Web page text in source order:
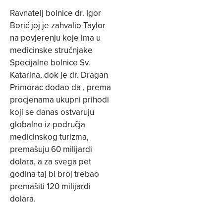
Ravnatelj bolnice dr. Igor
Borić joj je zahvalio Taylor
na povjerenju koje ima u
medicinske stručnjake
Specijalne bolnice Sv.
Katarina, dok je dr. Dragan
Primorac dodao da , prema
procjenama ukupni prihodi
koji se danas ostvaruju
globalno iz područja
medicinskog turizma,
premašuju 60 milijardi
dolara, a za svega pet
godina taj bi broj trebao
premašiti 120 milijardi
dolara.